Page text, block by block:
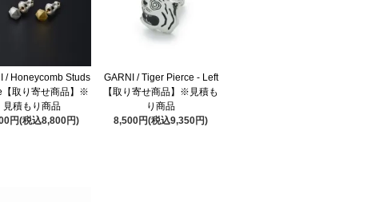
/ Honeycomb Studs
【取り寄せ商品】※
見積もり商品
円(税込8,800円)
GARNI / Tiger Pierce - Left
【取り寄せ商品】※見積も
り商品
8,500円(税込9,350円)